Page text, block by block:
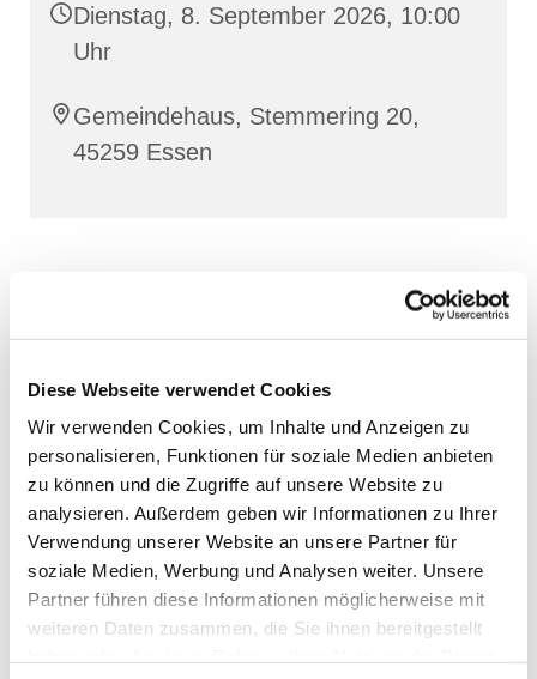
Diese Webseite verwendet Cookies
Wir verwenden Cookies, um Inhalte und Anzeigen zu
personalisieren, Funktionen für soziale Medien anbieten
zu können und die Zugriffe auf unsere Website zu
analysieren. Außerdem geben wir Informationen zu Ihrer
Verwendung unserer Website an unsere Partner für
soziale Medien, Werbung und Analysen weiter. Unsere
Partner führen diese Informationen möglicherweise mit
weiteren Daten zusammen, die Sie ihnen bereitgestellt
Dienstag, 8. September 2026, 10:00
Uhr
Gemeindehaus, Stemmering 20,
45259 Essen